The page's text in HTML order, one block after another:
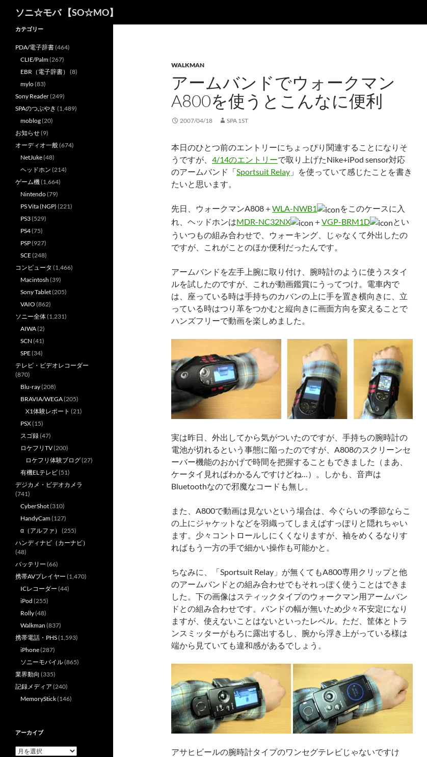
ソニ☆モバ 【SO☆MO】
WALKMAN
アームバンドでウォークマン
A800を使うとこんなに便利
2007/04/18 SPA 1ST
本日のひとつ前のエントリーにちょっぴり関連することになりそ
うですが、 4/14のエントリーで取り上げたNike+iPod sensor対応
のアームバンド「Sportsuit Relay 」を使っていて感じたことを書き
たいと思います。
先日、ウォークマンA808＋WLA-NWB1
をこのケースに入
れ、ヘッドホンはMDR-NC32NX ＋VGP-BRM1D
とい
ういつもの組み合わせで、ウォーキング、じゃなくて外出したの
ですが、これがことのほか便利だったんです。
アームバンドを左手上腕に取り付け、腕時計のように使うスタイ
ルを試したのですが、これが動画鑑賞にうってつけ。電車内で
は、座っている時は手持ちのカバンの上に手を置き横向きに、立
っている時はつり革をつかむと縦向きに画面方向を変えることで
ハンズフリーで動画を楽しめました。
実は昨日、外出してから気がついたのですが、手持ちの腕時計の
電池が切れるという事態に陥ったのですが、A808のスクリーンセ
ーバー機能のおかげで時間を把握することもできました（まあ、
ケータイ見ればわかるんですけどね…）。しかも、音声は
Bluetoothなので邪魔なコードも無し。
また、A800で動画は見ないという場合は、今ぐらいの季節ならこ
の上にジャケットなどを羽織ってしまえばすっぽりと隠れちゃい
ます。少々コントロールしにくくなりますが、袖をめくるなりす
ればもう一方の手で細かい操作も可能かと。
ちなみに、「Sportsuit Relay」が無くてもA800専用クリップと他
のアームバンドとの組み合わせでもそれっぽく使うことはできま
した。下の画像はスティックタイプのウォークマン用アームバン
ドとの組み合わせです。バンドの幅が無いため少々不安定になり
ますが、使えないことはないといったレベル。ただ、筐体とトラ
ンスミッターがもろに露出するし、腕から浮き上がっている様は
端から見ていても違和感があるでしょう。
アサヒビールの腕時計タイプのワンセグテレビじゃないですけ
カテゴリー
PDA/電子辞書(464)
CLIE/Palm(267)
EBR（電子辞書） (8)
mylo(83)
Sony Reader(249)
SPAのつぶやき (1,489)
moblog(20)
お知らせ(9)
オーディオ一般(674)
NetJuke(48)
ヘッドホン (214)
ゲーム機(1,664)
Nintendo(79)
PS Vita (NGP) (221)
PS3(529)
PS4(75)
PSP(927)
SCE(248)
コンピュータ (1,466)
Macintosh (39)
Sony Tablet(205)
VAIO (862)
ソニー全体(1,231)
AIWA(2)
SCN (41)
SPE(34)
テレビ・ビデオレコーダー
(870)
Blu-ray(208)
BRAVIA/WEGA(205)
X1体験レポート (21)
PSX(15)
スゴ録(47)
ロケフリTV(200)
ロケフリ体験ブログ(27)
有機ELテレビ(51)
デジカメ・ビデオカメラ
(741)
CyberShot(310)
HandyCam(127)
α（アルファ） (255)
ハンディナビ（カーナビ）
(48)
バッテリー (66)
携帯AVプレイヤー (1,470)
ICレコーダー (44)
iPod (255)
Rolly(48)
Walkman (837)
携帯電話・PHS(1,593)
iPhone(287)
ソニーモバイル(865)
業界動向 (335)
記録メディア (240)
MemoryStick(146)
アーカイブ
ア